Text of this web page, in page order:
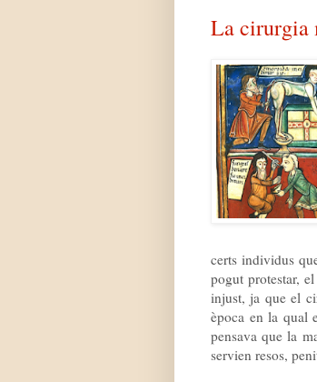
La cirurgia
certs individus
pogut protestar,
injust, ja que el
època en la qual
pensava que la
servien resos,